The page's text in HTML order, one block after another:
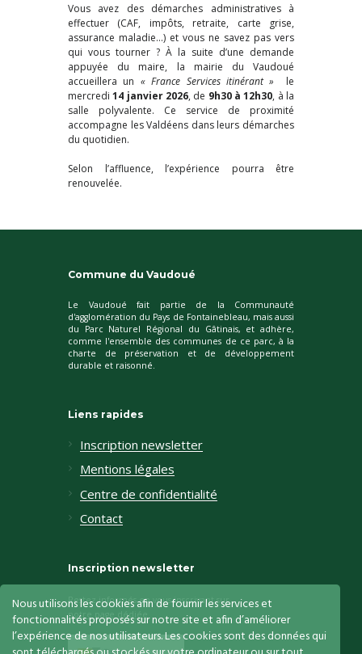
Vous avez des démarches administratives à
effectuer (CAF, impôts, retraite, carte grise,
assurance maladie…) et vous ne savez pas vers
qui vous tourner ? À la suite d’une demande
appuyée du maire, la mairie du Vaudoué
accueillera un « France Services itinérant » le
mercredi14 janvier 2026, de 9h30 à 12h30, à la
salle polyvalente. Ce service de proximité
accompagne les Valdéens dans leurs démarches
du quotidien.
Selon l’affluence, l’expérience pourra être
renouvelée.
Commune du Vaudoué
Le Vaudoué fait partie de la Communauté
d'agglomération du Pays de Fontainebleau, mais aussi
du Parc Naturel Régional du Gâtinais, et adhère,
comme l'ensemble des communes de ce parc, à la
charte de préservation et de développement
durable et raisonné.
Liens rapides
Inscription newsletter
Mentions légales
Centre de confidentialité
Contact
Inscription newsletter
Restez informés en vous inscrivant sur
notre page dédiée
Nous utilisons les cookies afin de fournir les services et
fonctionnalités proposés sur notre site et afin d’améliorer
l’expérience de nos utilisateurs. Les cookies sont des données qui